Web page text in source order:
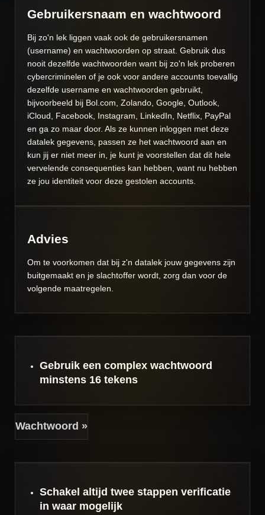
Gebruikersnaam en wachtwoord
Bij zo'n lek liggen vaak ook de gebruikersnamen
(username) en wachtwoorden op straat. Gebruik dus
nooit dezelfde wachtwoorden want bij zo'n lek proberen
cybercriminelen of je ook voor andere accounts toevallig
dezelfde username en wachtwoorden gebruikt,
bijvoorbeeld bij Bol.com, Zolando, Google, Outlook,
iCloud, Facebook, Instagram, LinkedIn, Netflix, PayPal
en ga zo maar door. Als ze kunnen inloggen met deze
datalek gegevens, passen ze het wachtwoord aan en
kun jij er niet meer in, je kunt je voorstellen dat dit hele
vervelende consequenties kan hebben, want nu hebben
ze jou identiteit voor deze gestolen accounts.
Advies
Om te voorkomen dat bij z'n datalek jouw gegevens zijn
buitgemaakt en je slachtoffer wordt, zorg dan voor de
volgende maatregelen.
Gebruik een complex wachtwoord
minstens 16 tekens
Wachtwoord »
Schakel altijd twee stappen verificatie
in waar mogelijk